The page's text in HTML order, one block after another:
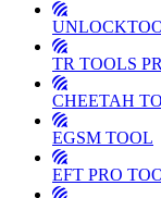
TR TOOLS
CHEETAH
EGSM TOOL
EFT PRO